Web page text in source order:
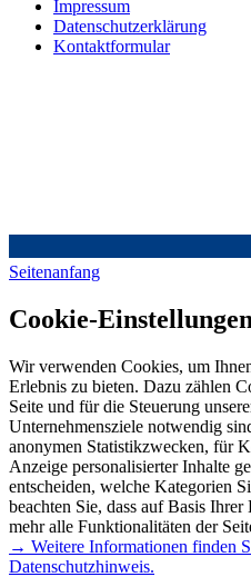
Impressum
Datenschutzerklärung
Kontaktformular
Seitenanfang
Cookie-Einstellungen
Wir verwenden Cookies, um
Erlebnis zu bieten. Dazu zählen
Seite und für die Steuerung
Unternehmensziele notwendig
anonymen Statistikzwecken, für
Anzeige personalisierter Inhalte
entscheiden, welche Kategorien
beachten Sie, dass auf Basis
mehr alle Funktionalitäten der
→ Weitere Informationen finden
Datenschutzhinweis.